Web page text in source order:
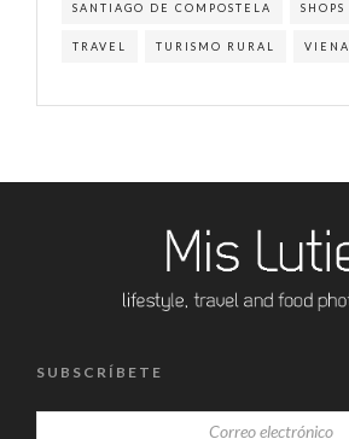
SANTIAGO DE COMPOSTELA SHOPS
TRAVEL TURISMO RURAL VIENA
SUBSCRÍBETE